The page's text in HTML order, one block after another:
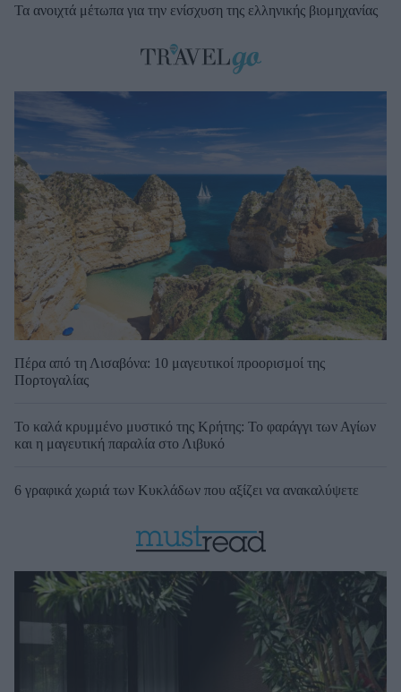
Τα ανοιχτά μέτωπα για την ενίσχυση της ελληνικής βιομηχανίας
Πέρα από τη Λισαβόνα: 10 μαγευτικοί προορισμοί της
Πορτογαλίας
Το καλά κρυμμένο μυστικό της Κρήτης: Το φαράγγι των Αγίων
και η μαγευτική παραλία στο Λιβυκό
6 γραφικά χωριά των Κυκλάδων που αξίζει να ανακαλύψετε